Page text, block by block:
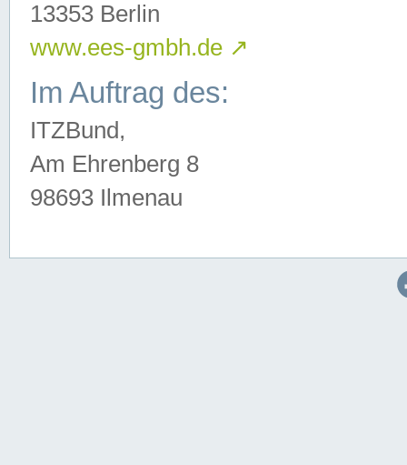
13353 Berlin
www.ees-gmbh.de ↗
Im Auftrag des:
ITZBund,
Am Ehrenberg 8
98693 Ilmenau